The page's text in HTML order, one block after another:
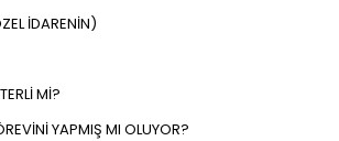
İDARENİN)
Mİ?
YAPMIŞ MI OLUYOR?